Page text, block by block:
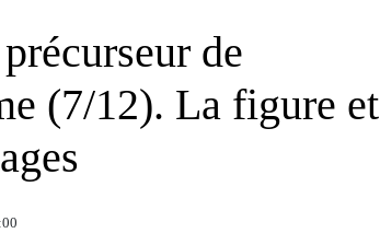
de
(7/12). La figure et